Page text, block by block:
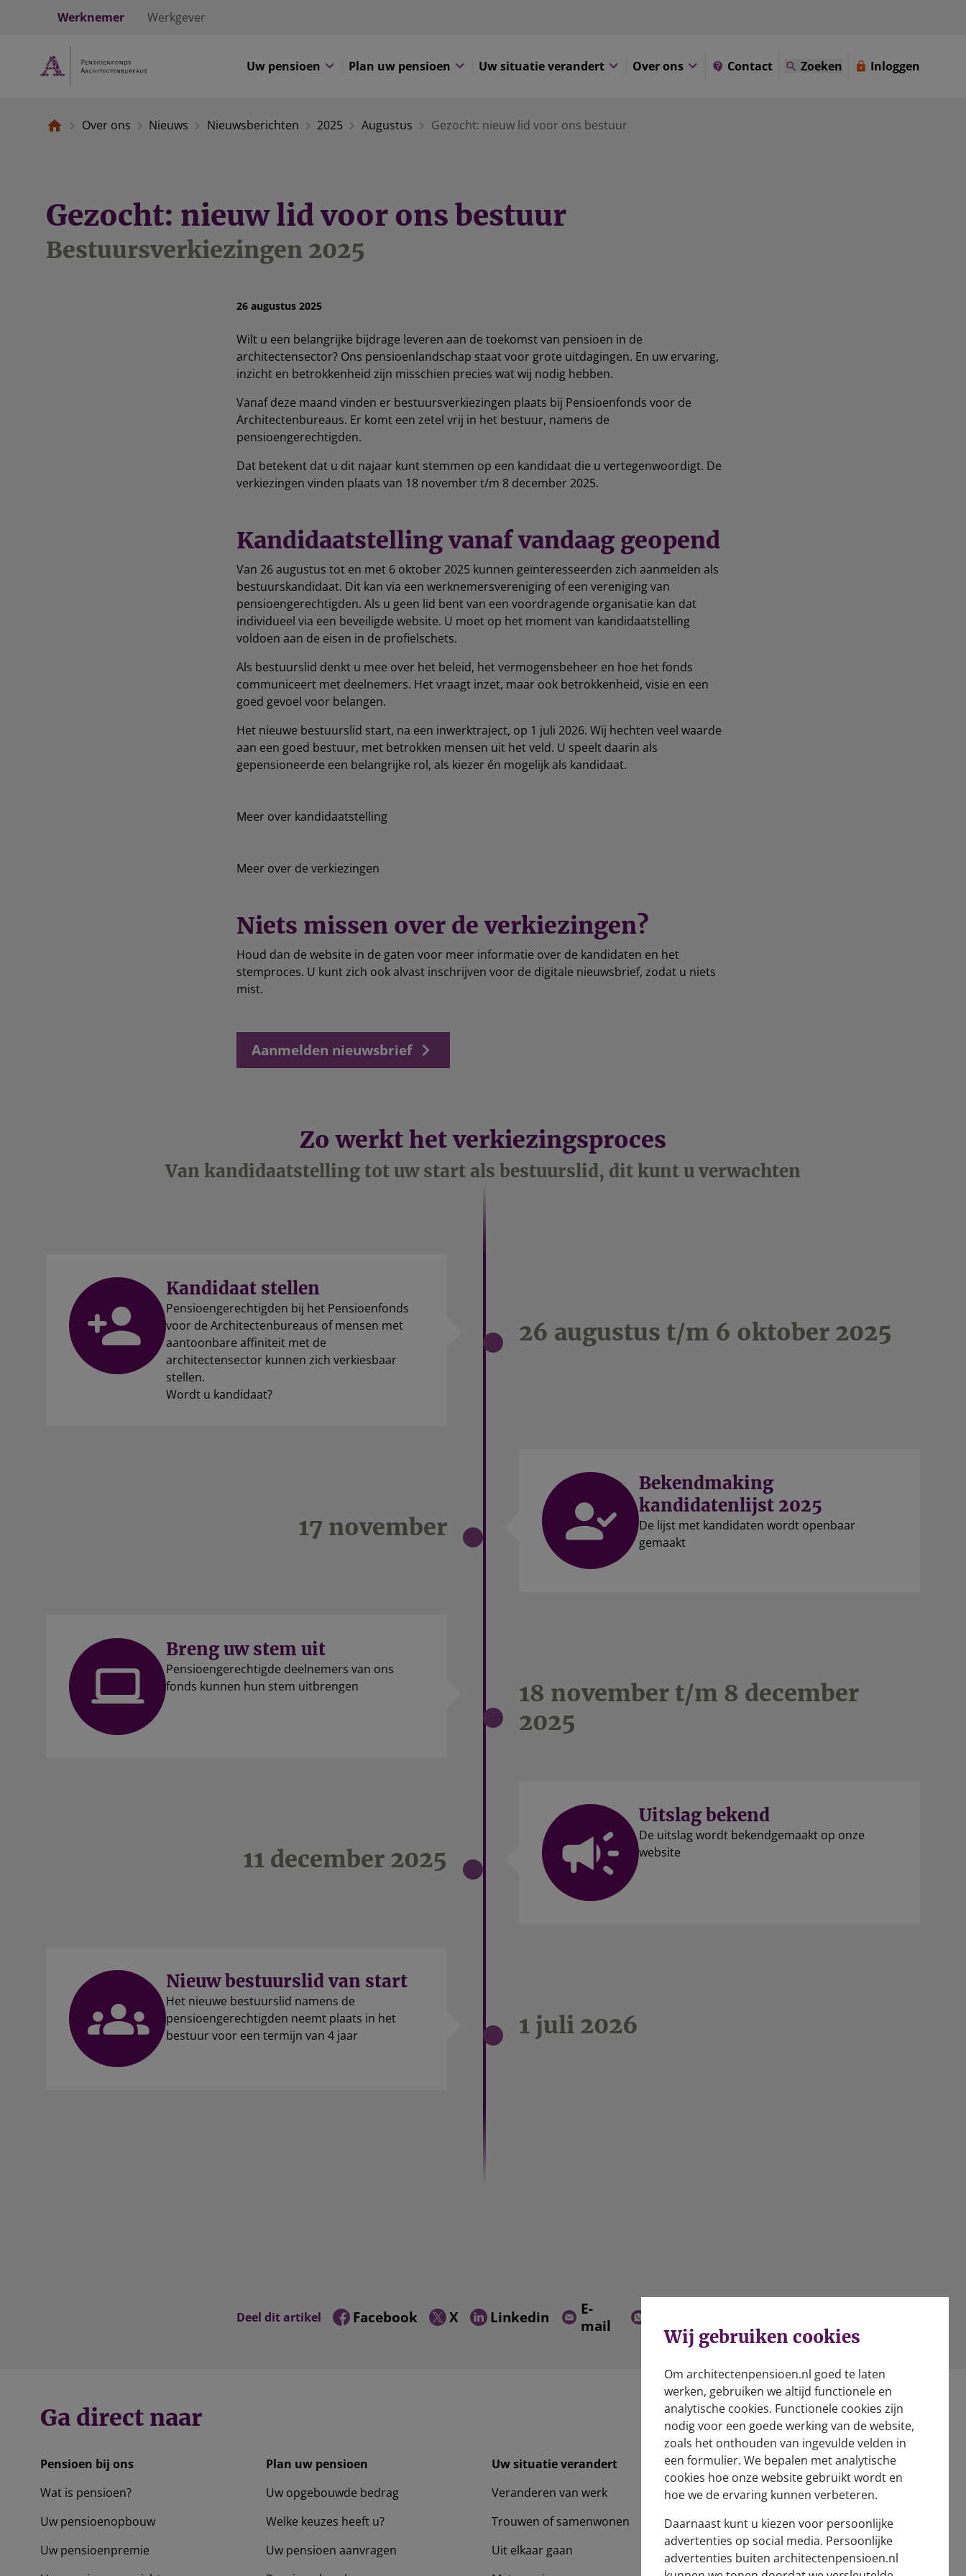
Werknemer Werkgever
Uw pensioen Plan uw pensioen Uw situatie verandert Over ons Contact Zoeken Inloggen
Over ons Nieuws Nieuwsberichten 2025 Augustus Gezocht: nieuw lid voor ons bestuur
Gezocht: nieuw lid voor ons bestuur
Bestuursverkiezingen 2025
26 augustus 2025
Wilt u een belangrijke bijdrage leveren aan de toekomst van pensioen in de
architectensector? Ons pensioenlandschap staat voor grote uitdagingen. En uw ervaring,
inzicht en betrokkenheid zijn misschien precies wat wij nodig hebben.
Vanaf deze maand vinden er bestuursverkiezingen plaats bij Pensioenfonds voor de
Architectenbureaus. Er komt een zetel vrij in het bestuur, namens de
pensioengerechtigden.
Dat betekent dat u dit najaar kunt stemmen op een kandidaat die u vertegenwoordigt. De
verkiezingen vinden plaats van 18 november t/m 8 december 2025.
Kandidaatstelling vanaf vandaag geopend
Van 26 augustus tot en met 6 oktober 2025 kunnen geïnteresseerden zich aanmelden als
bestuurskandidaat. Dit kan via een werknemersvereniging of een vereniging van
pensioengerechtigden. Als u geen lid bent van een voordragende organisatie kan dat
individueel via een beveiligde website. U moet op het moment van kandidaatstelling
voldoen aan de eisen in de profielschets.
Als bestuurslid denkt u mee over het beleid, het vermogensbeheer en hoe het fonds
communiceert met deelnemers. Het vraagt inzet, maar ook betrokkenheid, visie en een
goed gevoel voor belangen.
Het nieuwe bestuurslid start, na een inwerktraject, op 1 juli 2026. Wij hechten veel waarde
aan een goed bestuur, met betrokken mensen uit het veld. U speelt daarin als
gepensioneerde een belangrijke rol, als kiezer én mogelijk als kandidaat.
Meer over kandidaatstelling
Meer over de verkiezingen
Niets missen over de verkiezingen?
Houd dan de website in de gaten voor meer informatie over de kandidaten en het
stemproces. U kunt zich ook alvast inschrijven voor de digitale nieuwsbrief, zodat u niets
mist.
Aanmelden nieuwsbrief
Zo werkt het verkiezingsproces
Van kandidaatstelling tot uw start als bestuurslid, dit kunt u verwachten
Kandidaat stellen
Pensioengerechtigden bij het Pensioenfonds
voor de Architectenbureaus of mensen met
aantoonbare affiniteit met de
architectensector kunnen zich verkiesbaar
stellen.
Wordt u kandidaat?
26 augustus t/m 6 oktober 2025
Bekendmaking
kandidatenlijst 2025
De lijst met kandidaten wordt openbaar
gemaakt
17 november
Breng uw stem uit
Pensioengerechtigde deelnemers van ons
fonds kunnen hun stem uitbrengen
18 november t/m 8 december
2025
Uitslag bekend
De uitslag wordt bekendgemaakt op onze
website
11 december 2025
Nieuw bestuurslid van start
Het nieuwe bestuurslid namens de
pensioengerechtigden neemt plaats in het
bestuur voor een termijn van 4 jaar
1 juli 2026
Deel dit artikel Facebook X Linkedin
E-
mail
Ga direct naar
Pensioen bij ons
Wat is pensioen?
Uw pensioenopbouw
Uw pensioenpremie
Plan uw pensioen
Uw opgebouwde bedrag
Welke keuzes heeft u?
Uw pensioen aanvragen
Uw situatie verandert
Veranderen van werk
Trouwen of samenwonen
Uit elkaar gaan
Over ons
Wie zijn wij?
Verantwoord beleggen
Nieuwsberichten
Wij gebruiken cookies
Om architectenpensioen.nl goed te laten
werken, gebruiken we altijd functionele en
analytische cookies. Functionele cookies zijn
nodig voor een goede werking van de website,
zoals het onthouden van ingevulde velden in
een formulier. We bepalen met analytische
cookies hoe onze website gebruikt wordt en
hoe we de ervaring kunnen verbeteren.
Daarnaast kunt u kiezen voor persoonlijke
advertenties op social media. Persoonlijke
advertenties buiten architectenpensioen.nl